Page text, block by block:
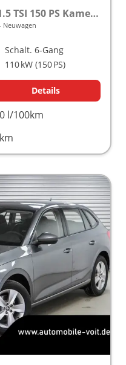
CLEVER Modelljahr 2027 1.5 TSI 150 PS Kamera frei konfigurierbar!
Neuwagen
Schalt. 6-Gang
110 kW (150 PS)
Details
l/100km